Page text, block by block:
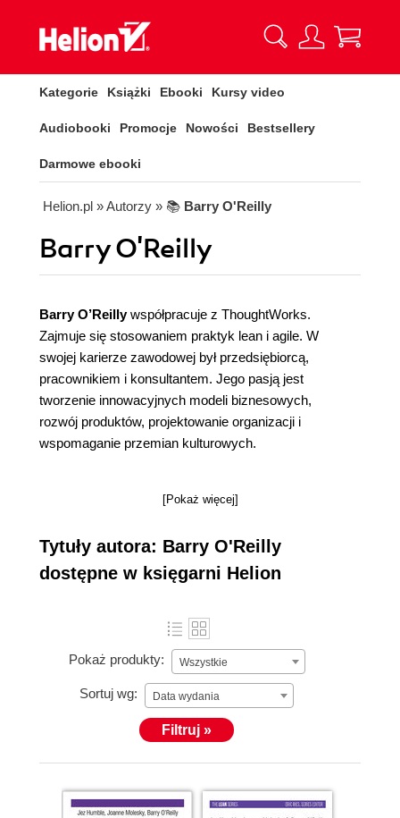
Kategorie Książki Ebooki Kursy video
Audiobooki Promocje Nowości Bestsellery
Darmowe ebooki
Helion.pl » Autorzy » 📚 Barry O'Reilly
Barry O'Reilly
Barry O’Reillywspółpracuje z ThoughtWorks.
Zajmuje się stosowaniem praktyk lean i agile. W
swojej karierze zawodowej był przedsiębiorcą,
pracownikiem i konsultantem. Jego pasją jest
tworzenie innowacyjnych modeli biznesowych,
rozwój produktów, projektowanie organizacji i
wspomaganie przemian kulturowych.
[Pokaż więcej]
Tytuły autora: Barry O'Reilly
dostępne w księgarni Helion
Pokaż produkty: Wszystkie
Sortuj wg: Data wydania
Filtruj »